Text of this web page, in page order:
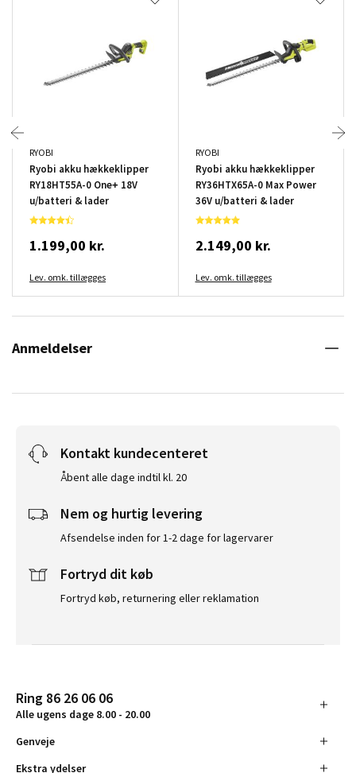
RYOBI
Ryobi akku hækkeklipper
RY18HT55A-0 One+ 18V
u/batteri & lader
1.199,00 kr.
Lev. omk. tillægges
RYOBI
Ryobi akku hækkeklipper
RY36HTX65A-0 Max Power
36V u/batteri & lader
2.149,00 kr.
Lev. omk. tillægges
Anmeldelser
Kontakt kundecenteret
Åbent alle dage indtil kl. 20
Nem og hurtig levering
Afsendelse inden for 1-2 dage for lagervarer
Fortryd dit køb
Fortryd køb, returnering eller reklamation
Ring 86 26 06 06
Alle ugens dage 8.00 - 20.00
Genveje
Ekstra ydelser